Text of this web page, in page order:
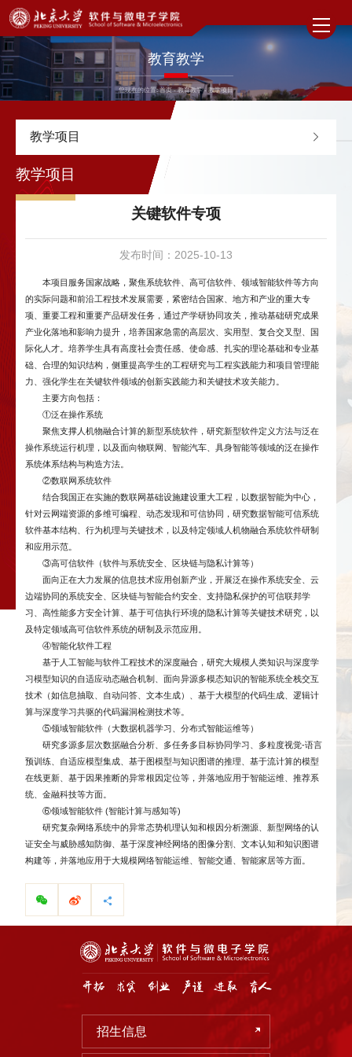
教育教学
您现在的位置: 首页 - 教育教学 - 教学项目
教学项目
教学项目
关键软件专项
发布时间：2025-10-13
本项目服务国家战略，聚焦系统软件、高可信软件、领域智能软件等方向
的实际问题和前沿工程技术发展需要，紧密结合国家、地方和产业的重大专
项、重要工程和重要产品研发任务，通过产学研协同攻关，推动基础研究成果
产业化落地和影响力提升，培养国家急需的高层次、实用型、复合交叉型、国
际化人才。培养学生具有高度社会责任感、使命感、扎实的理论基础和专业基
础、合理的知识结构，侧重提高学生的工程研究与工程实践能力和项目管理能
力、强化学生在关键软件领域的创新实践能力和关键技术攻关能力。
主要方向包括：
①泛在操作系统
聚焦支撑人机物融合计算的新型系统软件，研究新型软件定义方法与泛在
操作系统运行机理，以及面向物联网、智能汽车、具身智能等领域的泛在操作
系统体系结构与构造方法。
②数联网系统软件
结合我国正在实施的数联网基础设施建设重大工程，以数据智能为中心，
针对云网端资源的多维可编程、动态发现和可信协同，研究数据智能可信系统
软件基本结构、行为机理与关键技术，以及特定领域人机物融合系统软件研制
和应用示范。
③高可信软件（软件与系统安全、区块链与隐私计算等）
面向正在大力发展的信息技术应用创新产业，开展泛在操作系统安全、云
边端协同的系统安全、区块链与智能合约安全、支持隐私保护的可信联邦学
习、高性能多方安全计算、基于可信执行环境的隐私计算等关键技术研究，以
及特定领域高可信软件系统的研制及示范应用。
④智能化软件工程
基于人工智能与软件工程技术的深度融合，研究大规模人类知识与深度学
习模型知识的自适应动态融合机制、面向异源多模态知识的智能系统全栈交互
技术（如信息抽取、自动问答、文本生成）、基于大模型的代码生成、逻辑计
算与深度学习共驱的代码漏洞检测技术等。
⑤领域智能软件（大数据机器学习、分布式智能运维等）
研究多源多层次数据融合分析、多任务多目标协同学习、多粒度视觉-语言
预训练、自适应模型集成、基于图模型与知识图谱的推理、基于流计算的模型
在线更新、基于因果推断的异常根因定位等，并落地应用于智能运维、推荐系
统、金融科技等方面。
⑥领域智能软件 (智能计算与感知等)
研究复杂网络系统中的异常态势机理认知和根因分析溯源、新型网络的认
证安全与威胁感知防御、基于深度神经网络的图像分割、文本认知和知识图谱
构建等，并落地应用于大规模网络智能运维、智能交通、智能家居等方面。
招生信息